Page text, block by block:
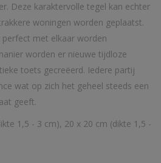
Deze karaktervolle tegel kan echter
woningen worden geplaatst.
met elkaar worden
worden er nieuwe tijdloze
toets gecreëerd. Iedere partij
wat op zich het geheel steeds een
geeft.
1,5 - 3 cm), 20 x 20 cm (dikte 1,5 -